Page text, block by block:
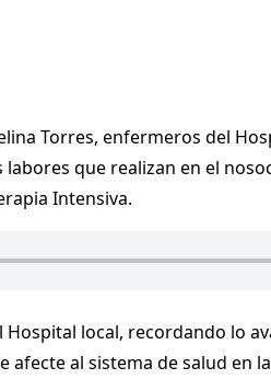
Torres, enfermeros del
que realizan en el
Intensiva.
local, recordando lo
al sistema de salud en